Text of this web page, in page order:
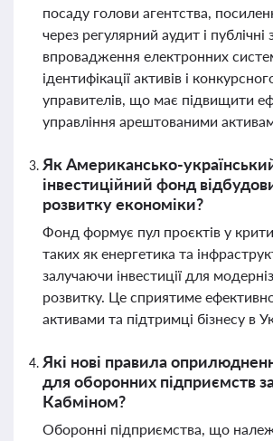
посаду голови агентства,
через регулярний аудит і публічні
впровадження електронних
ідентифікації активів і
управителів, що має підвищити
управління арештованими
Як Американсько-
інвестиційний фонд
розвитку економіки?
Фонд формує пул проєктів у
таких як енергетика та
залучаючи інвестиції для
розвитку. Це сприятиме
активами та підтримці бізнесу в
Які нові правила
для оборонних підприємств
Кабміном?
Оборонні підприємства, що